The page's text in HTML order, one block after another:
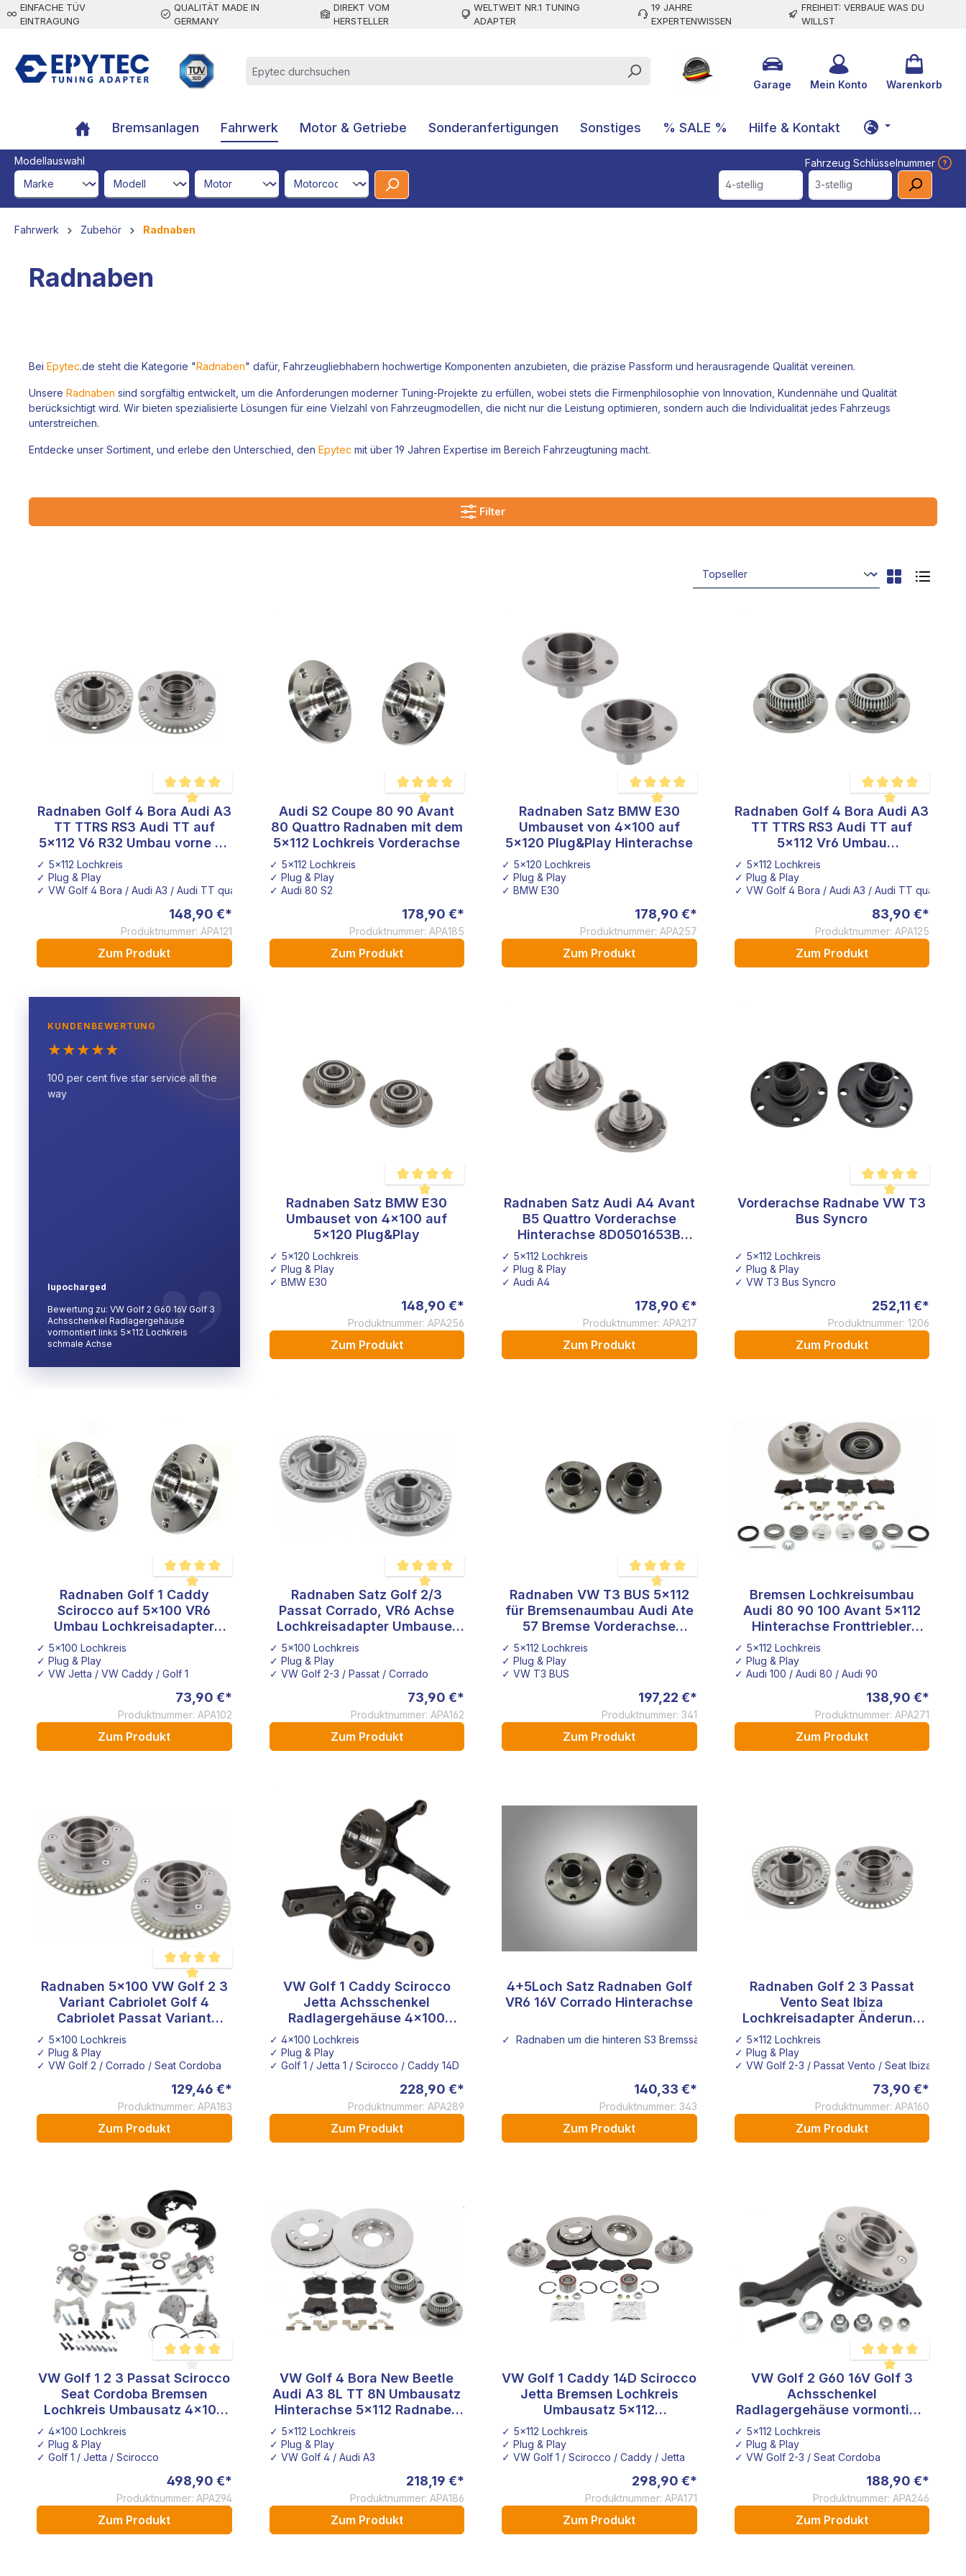
springen
EINFACHE TÜV
EINTRAGUNG
QUALITÄT MADE IN
GERMANY
DIREKT VOM
HERSTELLER
WELTWEIT NR.1 TUNING
ADAPTER
19 JAHRE
EXPERTENWISSEN
FREIHEIT: VERBAUE WAS DU
WILLST
Garage Mein Konto Warenkorb
Bremsanlagen Fahrwerk Motor & Getriebe Sonderanfertigungen Sonstiges % SALE % Hilfe & Kontakt
Modellauswahl
Fahrzeug Schlüsselnummer
brandId
modelId engineId engineCodeId 4-stellig 3-stellig
Fahrwerk Zubehör Radnaben
Radnaben
Bei Epytec.de steht die Kategorie "Radnaben" dafür, Fahrzeugliebhabern hochwertige Komponenten anzubieten, die präzise Passform und herausragende Qualität vereinen.
Unsere Radnaben sind sorgfältig entwickelt, um die Anforderungen moderner Tuning-Projekte zu erfüllen, wobei stets die Firmenphilosophie von Innovation, Kundennähe und Qualität
berücksichtigt wird. Wir bieten spezialisierte Lösungen für eine Vielzahl von Fahrzeugmodellen, die nicht nur die Leistung optimieren, sondern auch die Individualität jedes Fahrzeugs
unterstreichen.
Entdecke unser Sortiment, und erlebe den Unterschied, den Epytec mit über 19 Jahren Expertise im Bereich Fahrzeugtuning macht.
Filter
Durchschnittliche Bewertung von 5 von 5 Sternen
Radnaben Golf 4 Bora Audi A3
TT TTRS RS3 Audi TT auf
5x112 V6 R32 Umbau vorne 4-
Montion hinten
✓ 5x112 Lochkreis
✓ Plug & Play
✓ VW Golf 4 Bora / Audi A3 / Audi TT quattro
148,90 €*
Produktnummer: APA121
Zum Produkt
Durchschnittliche Bewertung von 5 von 5 Sternen
Audi S2 Coupe 80 90 Avant
80 Quattro Radnaben mit dem
5x112 Lochkreis Vorderachse
✓ 5x112 Lochkreis
✓ Plug & Play
✓ Audi 80 S2
178,90 €*
Produktnummer: APA185
Zum Produkt
Durchschnittliche Bewertung von 5 von 5 Sternen
Radnaben Satz BMW E30
Umbauset von 4x100 auf
5x120 Plug&Play Hinterachse
✓ 5x120 Lochkreis
✓ Plug & Play
✓ BMW E30
178,90 €*
Produktnummer: APA257
Zum Produkt
Durchschnittliche
Radnaben Golf 4 Bora Audi A3
TT TTRS RS3 Audi TT auf
5x112 Vr6 Umbau
Lochkreisadapter hinten
✓ 5x112 Lochkreis
✓ Plug & Play
✓ VW Golf 4 Bora / Audi A3 / Audi TT quattro
83,90 €*
Produktnummer: APA125
Zum Produkt
KUNDENBEWERTUNG
★★★★★
100 per cent five star service all the
way
lupocharged
Bewertung zu: VW Golf 2 G60 16V Golf 3
Achsschenkel Radlagergehäuse
vormontiert links 5x112 Lochkreis
schmale Achse
Durchschnittliche Bewertung von 5 von 5 Sternen
Radnaben Satz BMW E30
Umbauset von 4x100 auf
5x120 Plug&Play
✓ 5x120 Lochkreis
✓ Plug & Play
✓ BMW E30
148,90 €*
Produktnummer: APA256
Zum Produkt
Radnaben Satz Audi A4 Avant
B5 Quattro Vorderachse
Hinterachse 8D0501653B
5x112
✓ 5x112 Lochkreis
✓ Plug & Play
✓ Audi A4
178,90 €*
Produktnummer: APA217
Zum Produkt
Durchschnittliche
Vorderachse Radnabe VW T3
Bus Syncro
✓ 5x112 Lochkreis
✓ Plug & Play
✓ VW T3 Bus Syncro
252,11 €*
Produktnummer: 1206
Zum Produkt
Durchschnittliche Bewertung von 5 von 5 Sternen
Radnaben Golf 1 Caddy
Scirocco auf 5x100 VR6
Umbau Lochkreisadapter
vorne
✓ 5x100 Lochkreis
✓ Plug & Play
✓ VW Jetta / VW Caddy / Golf 1
73,90 €*
Produktnummer: APA102
Zum Produkt
Durchschnittliche Bewertung von 5 von 5 Sternen
Radnaben Satz Golf 2/3
Passat Corrado, VR6 Achse
Lochkreisadapter Umbauset
von 5x100 auf 5x112 vorne
✓ 5x100 Lochkreis
✓ Plug & Play
✓ VW Golf 2-3 / Passat / Corrado
73,90 €*
Produktnummer: APA162
Zum Produkt
Durchschnittliche Bewertung von 4.8 von 5 Sternen
Radnaben VW T3 BUS 5x112
für Bremsenaumbau Audi Ate
57 Bremse Vorderachse
Bremssatteladapter
✓ 5x112 Lochkreis
✓ Plug & Play
✓ VW T3 BUS
197,22 €*
Produktnummer: 341
Zum Produkt
Bremsen Lochkreisumbau
Audi 80 90 100 Avant 5x112
Hinterachse Fronttriebler
Bremsensatz
✓ 5x112 Lochkreis
✓ Plug & Play
✓ Audi 100 / Audi 80 / Audi 90
138,90 €*
Produktnummer: APA271
Zum Produkt
Durchschnittliche Bewertung von 5 von 5 Sternen
Radnaben 5x100 VW Golf 2 3
Variant Cabriolet Golf 4
Cabriolet Passat Variant
Vento Seat Cordoba Ibizia II
Lochkreisadapter Änderung
vorne mit ABS Ring Tuning
✓ 5x100 Lochkreis
✓ Plug & Play
✓ VW Golf 2 / Corrado / Seat Cordoba
129,46 €*
Produktnummer: APA183
Zum Produkt
VW Golf 1 Caddy Scirocco
Jetta Achsschenkel
Radlagergehäuse 4x100
Vorderachse
✓ 4x100 Lochkreis
✓ Plug & Play
✓ Golf 1 / Jetta 1 / Scirocco / Caddy 14D
228,90 €*
Produktnummer: APA289
Zum Produkt
4+5Loch Satz Radnaben Golf
VR6 16V Corrado Hinterachse
✓ Radnaben um die hinteren S3 Bremssättel in Verbindung mit den vorderen 280mm G60 oder
140,33 €*
Produktnummer: 343
Zum Produkt
Radnaben Golf 2 3 Passat
Vento Seat Ibiza
Lochkreisadapter Änderung
5x112 vorne Syncro hinten
✓ 5x112 Lochkreis
✓ Plug & Play
✓ VW Golf 2-3 / Passat Vento / Seat Ibiza
73,90 €*
Produktnummer: APA160
Zum Produkt
Durchschnittliche Bewertung von 4 von 5 Sternen
VW Golf 1 2 3 Passat Scirocco
Seat Cordoba Bremsen
Lochkreis Umbausatz 4x100
Hinterachse VW Golf 1 2 3
✓ 4x100 Lochkreis
✓ Plug & Play
✓ Golf 1 / Jetta / Scirocco
498,90 €*
Produktnummer: APA294
Zum Produkt
VW Golf 4 Bora New Beetle
Audi A3 8L TT 8N Umbausatz
Hinterachse 5x112 Radnaben
256x22mm Bremsscheiben
Bremsbeläge
✓ 5x112 Lochkreis
✓ Plug & Play
✓ VW Golf 4 / Audi A3
218,19 €*
Produktnummer: APA186
Zum Produkt
VW Golf 1 Caddy 14D Scirocco
Jetta Bremsen Lochkreis
Umbausatz 5x112
Vorderachse G60 Bremse
✓ 5x112 Lochkreis
✓ Plug & Play
✓ VW Golf 1 / Scirocco / Caddy / Jetta
298,90 €*
Produktnummer: APA171
Zum Produkt
Durchschnittliche
VW Golf 2 G60 16V Golf 3
Achsschenkel
Radlagergehäuse vormontiert
links 5x112 Lochkreis schmale
✓ 5x112 Lochkreis
✓ Plug & Play
✓ VW Golf 2-3 / Seat Cordoba
188,90 €*
Produktnummer: APA246
Zum Produkt